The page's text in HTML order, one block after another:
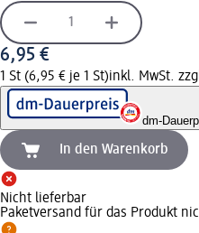
6,95 €
1 St (6,95 € je 1 St)inkl. MwSt.
dm-
In den Warenkorb
Nicht lieferbar
Paketversand für das Produkt